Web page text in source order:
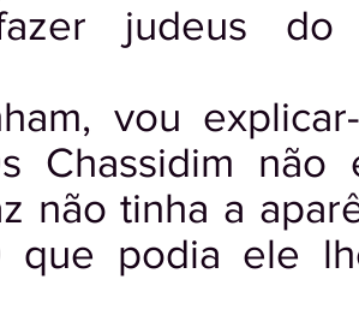
judeus do
vou
Chassidim não
não tinha a
que podia ele